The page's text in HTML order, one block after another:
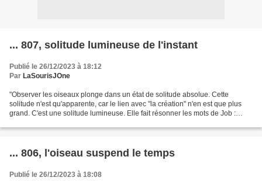
... 807, solitude lumineuse de l'instant
Publié le 26/12/2023 à 18:12
Par LaSourisJOne
"Observer les oiseaux plonge dans un état de solitude absolue. Cette
solitude n'est qu'apparente, car le lien avec "la création" n'en est que plus
grand. C'est une solitude lumineuse. Elle fait résonner les mots de Job :
... 806, l'oiseau suspend le temps
Publié le 26/12/2023 à 18:08